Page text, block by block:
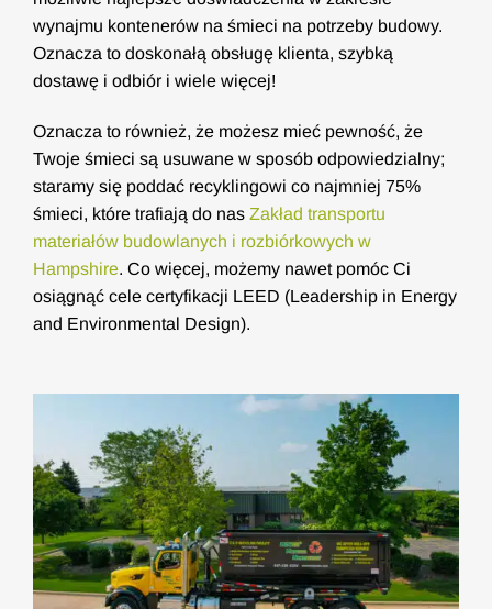
wynajmu kontenerów na śmieci na potrzeby budowy.
Oznacza to doskonałą obsługę klienta, szybką
dostawę i odbiór i wiele więcej!
Oznacza to również, że możesz mieć pewność, że
Twoje śmieci są usuwane w sposób odpowiedzialny;
staramy się poddać recyklingowi co najmniej 75%
śmieci, które trafiają do nas Zakład transportu
materiałów budowlanych i rozbiórkowych w
Hampshire. Co więcej, możemy nawet pomóc Ci
osiągnąć cele certyfikacji LEED (Leadership in Energy
and Environmental Design).